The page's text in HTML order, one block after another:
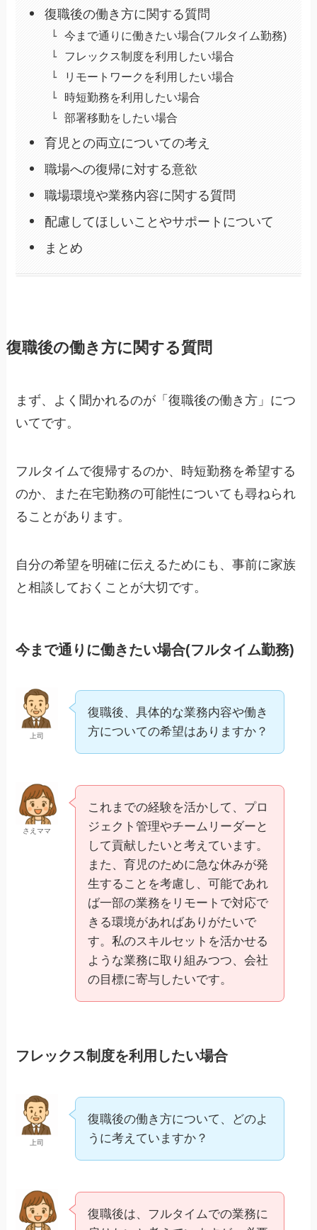
復職後の働き方に関する質問
今まで通りに働きたい場合(フルタイム勤務)
フレックス制度を利用したい場合
リモートワークを利用したい場合
時短勤務を利用したい場合
部署移動をしたい場合
育児との両立についての考え
職場への復帰に対する意欲
職場環境や業務内容に関する質問
配慮してほしいことやサポートについて
まとめ
復職後の働き方に関する質問
まず、よく聞かれるのが「復職後の働き方」につ
いてです。
フルタイムで復帰するのか、時短勤務を希望する
のか、また在宅勤務の可能性についても尋ねられ
ることがあります。
自分の希望を明確に伝えるためにも、事前に家族
と相談しておくことが大切です。
今まで通りに働きたい場合(フルタイム勤務)
上司
復職後、具体的な業務内容や働き
方についての希望はありますか？
さえママ
これまでの経験を活かして、プロ
ジェクト管理やチームリーダーと
して貢献したいと考えています。
また、育児のために急な休みが発
生することを考慮し、可能であれ
ば一部の業務をリモートで対応で
きる環境があればありがたいで
す。私のスキルセットを活かせる
ような業務に取り組みつつ、会社
の目標に寄与したいです。
フレックス制度を利用したい場合
上司
復職後の働き方について、どのよ
うに考えていますか？
復職後は、フルタイムでの業務に